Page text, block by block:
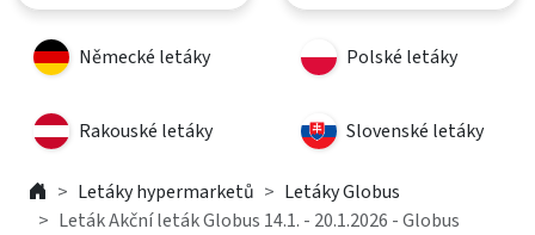
Německé letáky Polské letáky
Rakouské letáky Slovenské letáky
Letáky hypermarketů
Letáky Globus
Leták Akční leták Globus 14.1. - 20.1.2026 - Globus